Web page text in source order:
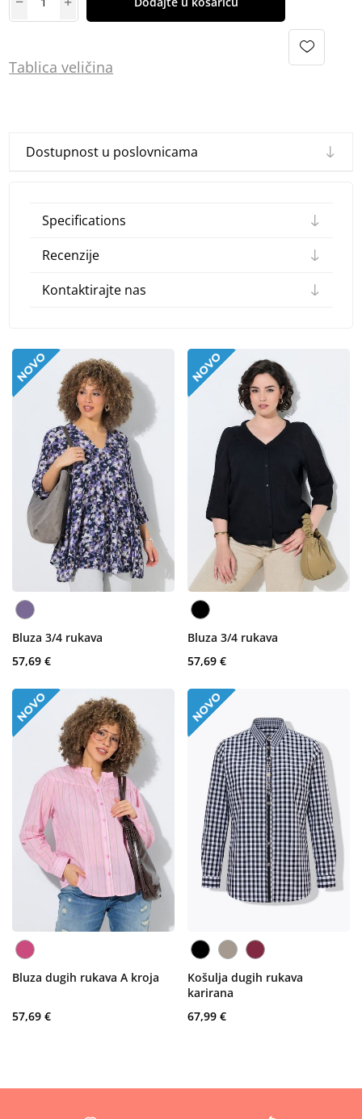
Tablica veličina
Dostupnost u poslovnicama
Specifications
Recenzije
Kontaktirajte nas
Bluza 3/4 rukava
57,69 €
Bluza 3/4 rukava
57,69 €
Bluza dugih rukava A kroja
57,69 €
Košulja dugih rukava
karirana
67,99 €